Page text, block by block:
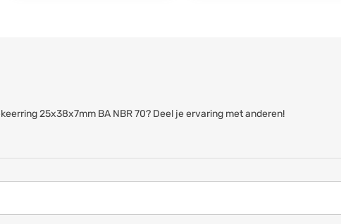
25x38x7mm BA NBR 70? Deel je ervaring met anderen!